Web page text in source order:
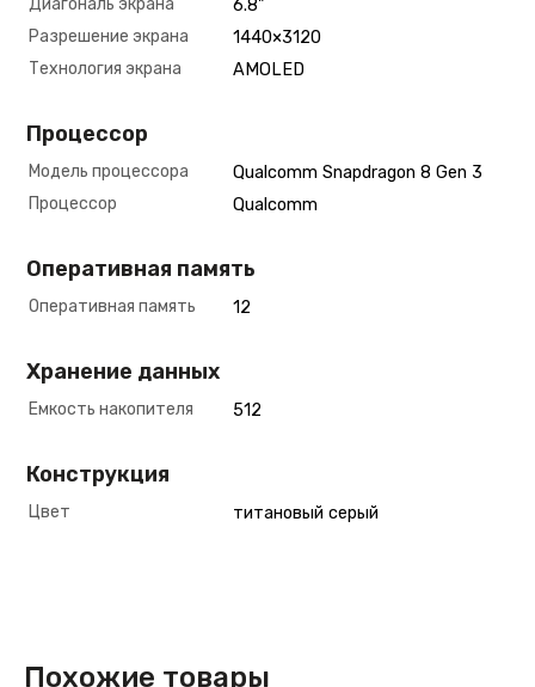
Диагональ экрана
6.8"
Разрешение экрана
1440×3120
Технология экрана
AMOLED
Процессор
Модель процессора
Qualcomm Snapdragon 8 Gen 3
Процессор
Qualcomm
Оперативная память
Оперативная память 12
Хранение данных
Емкость накопителя 512
Конструкция
Цвет титановый серый
Похожие товары